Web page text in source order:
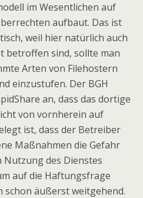
im Wesentlichen auf
aufbaut. Das ist
weil hier natürlich auch
betroffen sind, sollte man
Arten von Filehostern
einzustufen. Der BGH
an, dass das dortige
von vornherein auf
ist, dass der Betreiber
Maßnahmen die Gefahr
des Dienstes
auf die Haftungsfrage
schon äußerst weitgehend.